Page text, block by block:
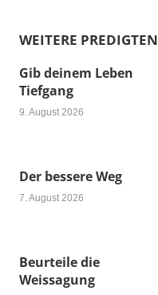
WEITERE PREDIGTEN
Gib deinem Leben
Tiefgang
9. August 2026
Der bessere Weg
7. August 2026
Beurteile die
Weissagung